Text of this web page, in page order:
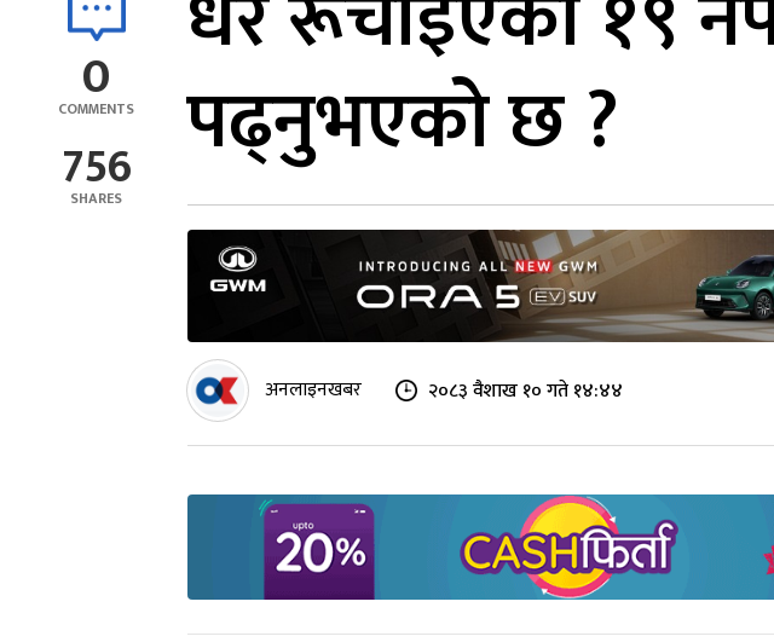
0
COMMENTS
756
SHARES
पढ्नुभएको छ ?
अनलाइनखबर २०८३ वैशाख १० गते १४:४४